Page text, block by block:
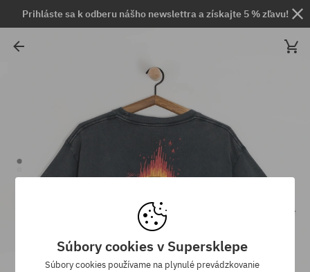
Prihláste sa k odberu nášho newslettra a získajte 5 % zľavu!
Súbory cookies v Supersklepe
Súbory cookies používame na plynulé prevádzkovanie